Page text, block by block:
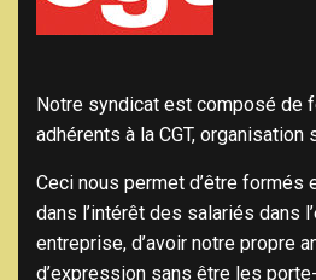
Notre syndicat est composé de
adhérents à la CGT,
Ceci nous permet d’être formés
dans l’intérêt des salariés dans
entreprise, d’avoir notre propre
d’expression sans être les